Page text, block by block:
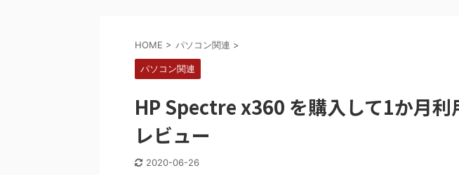
HOME > パソコン関連 >
パソコン関連
HP Spectre x360 を購入して1か月利
レビュー
2020-06-26